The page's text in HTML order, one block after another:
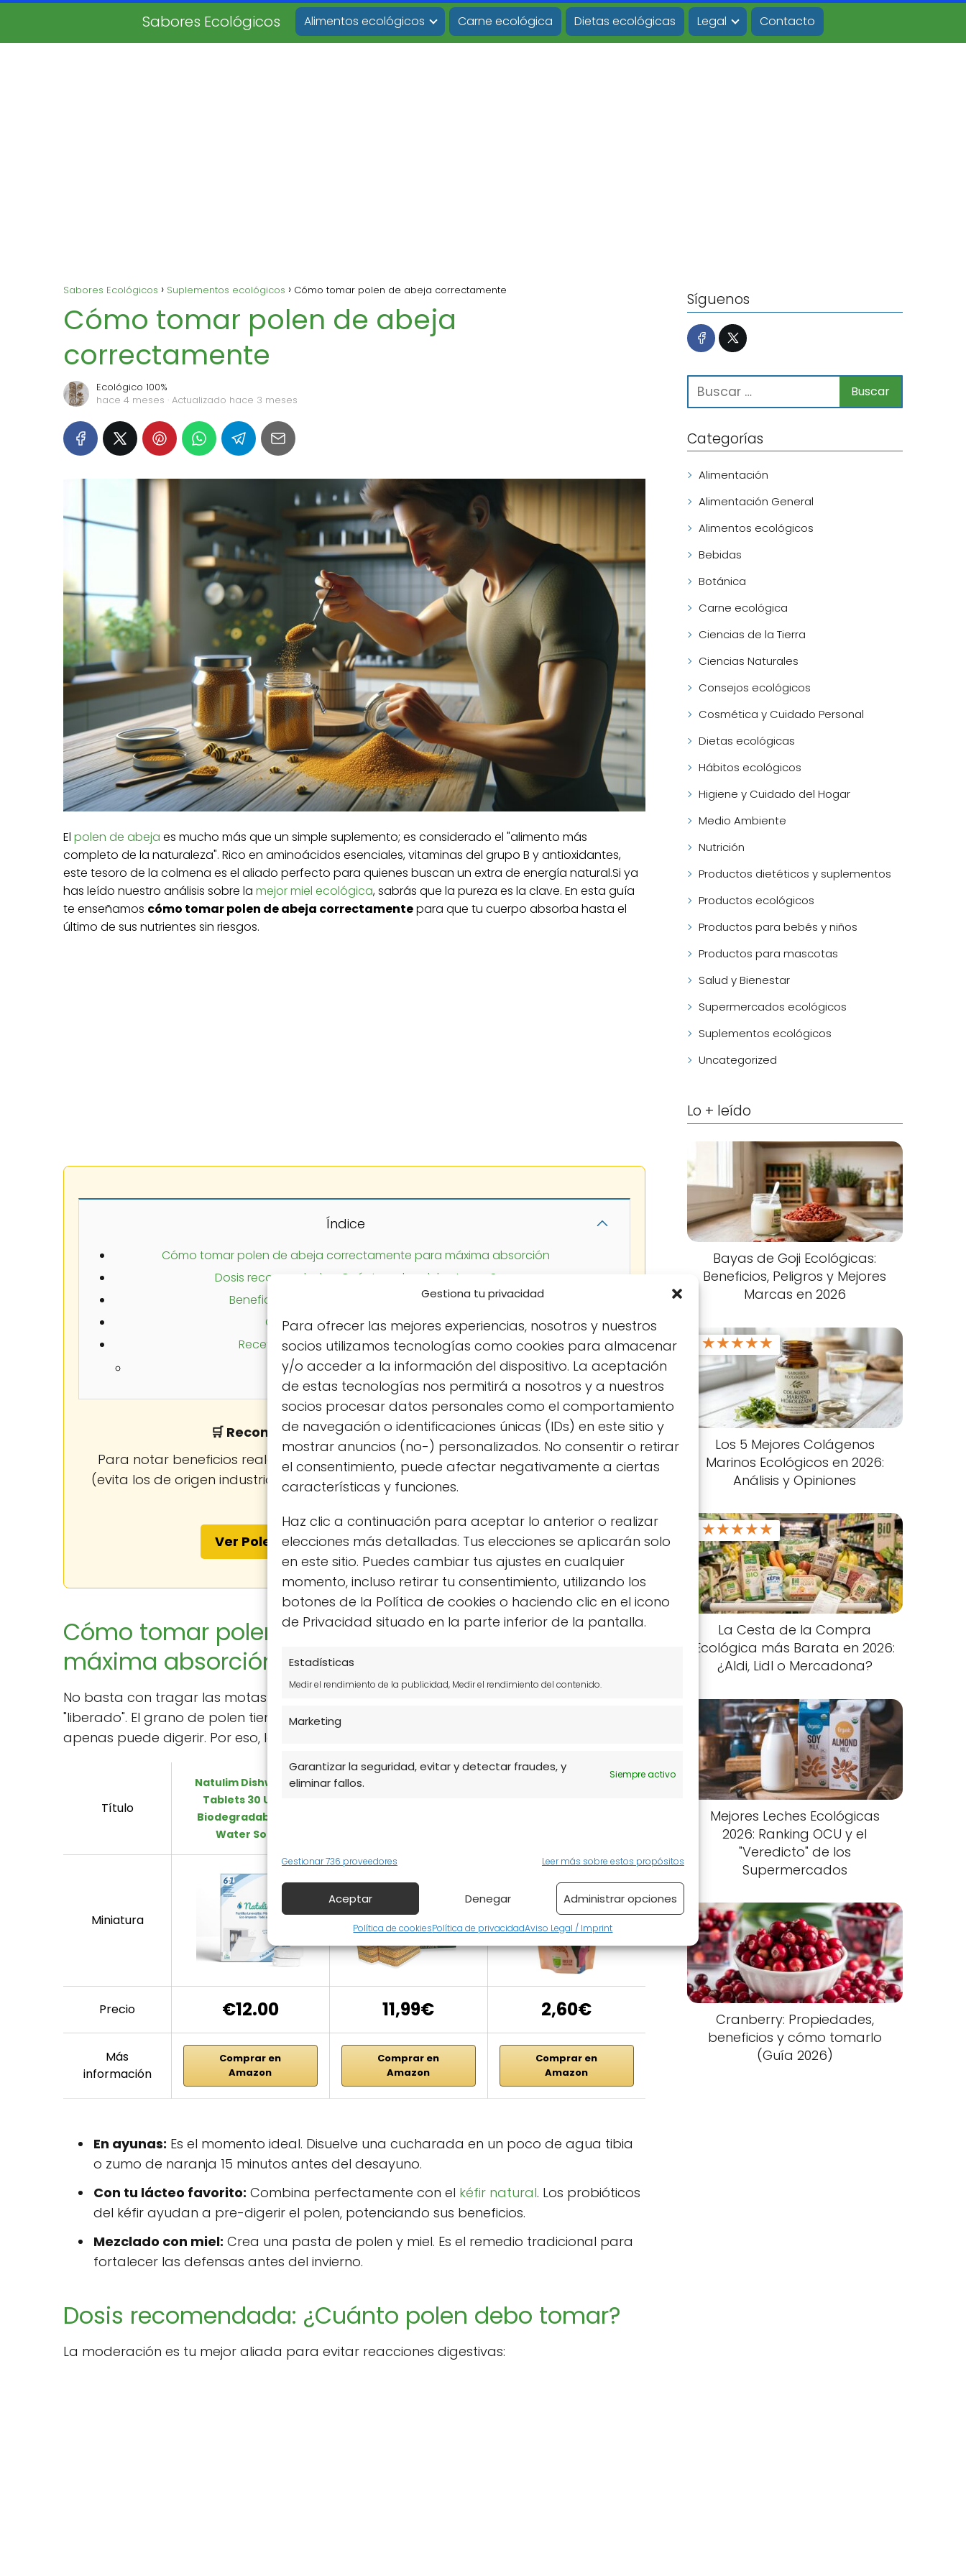
Gestiona tu privacidad
Para ofrecer las mejores experiencias, nosotros y nuestros
socios utilizamos tecnologías como cookies para almacenar
y/o acceder a la información del dispositivo. La aceptación
de estas tecnologías nos permitirá a nosotros y a nuestros
socios procesar datos personales como el comportamiento
de navegación o identificaciones únicas (IDs) en este sitio y
mostrar anuncios (no-) personalizados. No consentir o retirar
el consentimiento, puede afectar negativamente a ciertas
características y funciones.
Haz clic a continuación para aceptar lo anterior o realizar
elecciones más detalladas. Tus elecciones se aplicarán solo
en este sitio. Puedes cambiar tus ajustes en cualquier
momento, incluso retirar tu consentimiento, utilizando los
botones de la Política de cookies o haciendo clic en el icono
de Privacidad situado en la parte inferior de la pantalla.
Estadísticas
Medir el rendimiento de la publicidad, Medir el rendimiento del contenido.
Marketing
Garantizar la seguridad, evitar y detectar fraudes, y
eliminar fallos.
Siempre activo
Gestionar 736 proveedores Leer más sobre estos propósitos
Aceptar Denegar Administrar opciones
Política de cookiesPolítica de privacidadAviso Legal / Imprint
Sabores Ecológicos Alimentos ecológicos Carne ecológica Dietas ecológicas Legal Contacto
Sabores Ecológicos Suplementos ecológicos Cómo tomar polen de abeja correctamente
Cómo tomar polen de abeja
correctamente
Ecológico 100%
hace 4 meses · Actualizado hace 3 meses
El polen de abeja es mucho más que un simple suplemento; es considerado el "alimento más
completo de la naturaleza". Rico en aminoácidos esenciales, vitaminas del grupo B y antioxidantes,
este tesoro de la colmena es el aliado perfecto para quienes buscan un extra de energía natural.Si ya
has leído nuestro análisis sobre la mejor miel ecológica, sabrás que la pureza es la clave. En esta guía
te enseñamos cómo tomar polen de abeja correctamentepara que tu cuerpo absorba hasta el
último de sus nutrientes sin riesgos.
Índice
Cómo tomar polen de abeja correctamente para máxima absorción
Dosis recomendada: ¿Cuánto polen debo tomar?
Beneficios demostrados del polen ecológico
Contraindicaciones y seguridad
Receta Exprés: Batido Energético No-GMO
Preguntas Frecuentes
🛒 Recomendación de Sabores Ecológicos:
Para notar beneficios reales, el polen debe ser ecológico y de origen nacional
(evita los de origen industrial). Este es el que nosotros utilizamos por su frescura y
secado en frío:
Ver Polen Ecológico Premium en Amazon
Cómo tomar polen de abeja correctamente para
máxima absorción
No basta con tragar las motas doradas. Para que el polen sea efectivo, debe ser
"liberado". El grano de polen tiene una cáscara de celulosa que nuestro estómago
apenas puede digerir. Por eso, la mejor forma de tomarlo es
Título
Natulim Dishwasher
Tablets 30 Uses –
Biodegradable and
Water Solu...
eplanita Esponjas
NaturGreen - Lentejas
Miniatura
Precio €12.00 11,99€ 2,60€
Más
información
Comprar en
Amazon
Comprar en
Amazon
Comprar en
Amazon
En ayunas: Es el momento ideal. Disuelve una cucharada en un poco de agua tibia
o zumo de naranja 15 minutos antes del desayuno.
Con tu lácteo favorito: Combina perfectamente con el kéfir natural. Los probióticos
del kéfir ayudan a pre-digerir el polen, potenciando sus beneficios.
Mezclado con miel: Crea una pasta de polen y miel. Es el remedio tradicional para
fortalecer las defensas antes del invierno.
Dosis recomendada: ¿Cuánto polen debo tomar?
La moderación es tu mejor aliada para evitar reacciones digestivas:
Síguenos
Categorías
Alimentación
Alimentación General
Alimentos ecológicos
Bebidas
Botánica
Carne ecológica
Ciencias de la Tierra
Ciencias Naturales
Consejos ecológicos
Cosmética y Cuidado Personal
Dietas ecológicas
Hábitos ecológicos
Higiene y Cuidado del Hogar
Medio Ambiente
Nutrición
Productos dietéticos y suplementos
Productos ecológicos
Productos para bebés y niños
Productos para mascotas
Salud y Bienestar
Supermercados ecológicos
Suplementos ecológicos
Uncategorized
Lo + leído
Bayas de Goji Ecológicas:
Beneficios, Peligros y Mejores
Marcas en 2026
★★★★★
Los 5 Mejores Colágenos
Marinos Ecológicos en 2026:
Análisis y Opiniones
★★★★★
La Cesta de la Compra
Ecológica más Barata en 2026:
¿Aldi, Lidl o Mercadona?
Mejores Leches Ecológicas
2026: Ranking OCU y el
"Veredicto" de los
Supermercados
Cranberry: Propiedades,
beneficios y cómo tomarlo
(Guía 2026)